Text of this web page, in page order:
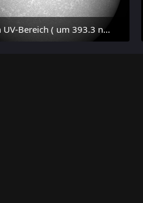
Sonne im UV-Bereich ( um 393.3 nm, CaK, +/- 1.5 nm) am 23. Juli 2026 um 16:15 MESZ
24. Juli 2026 um 20:42